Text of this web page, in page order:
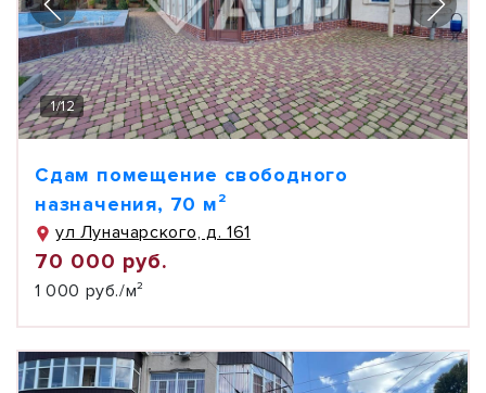
1/12
Сдам помещение свободного
назначения, 70 м²
ул Луначарского, д. 161
70 000 руб.
1 000 руб./м²